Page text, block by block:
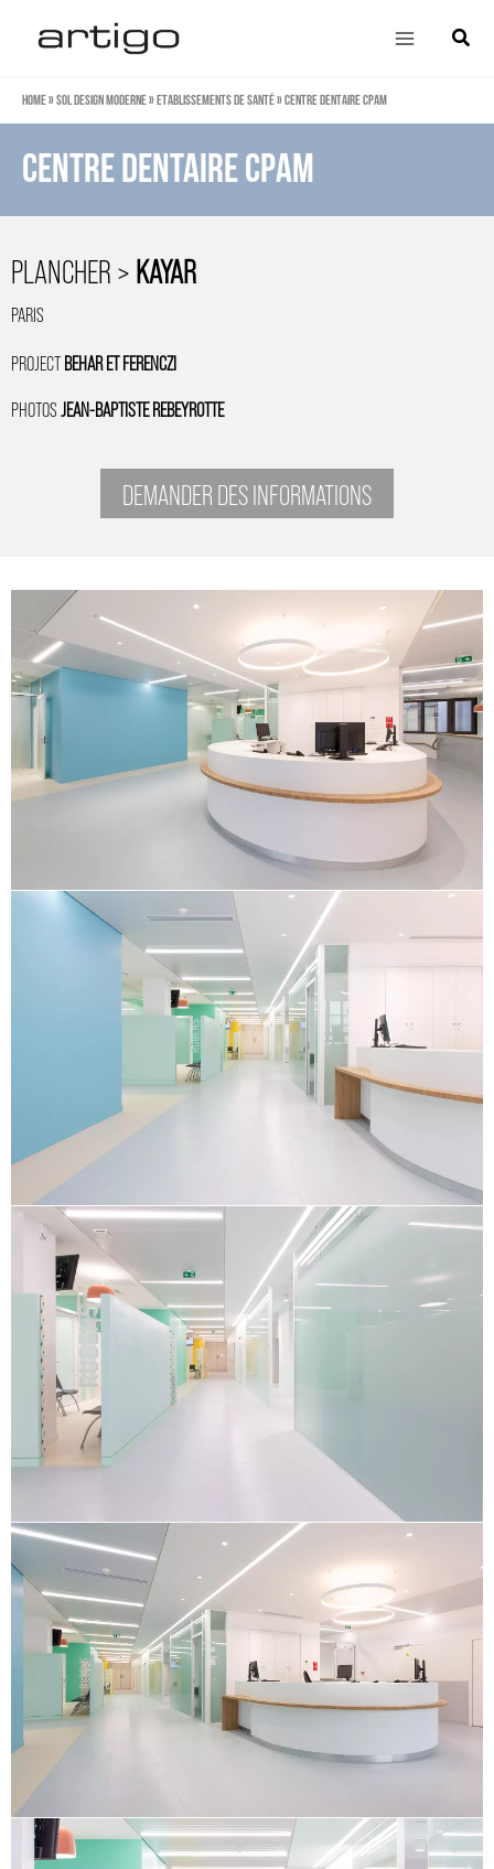
contenu
Main
Home»Sol design moderne»Etablissements de Santé»Centre dentaire CPAM
Centre dentaire CPAM
PLANCHER >KAYAR
PARIS
PROJECTBEHAR ET FERENCZI
PHOTOSJEAN-BAPTISTE REBEYROTTE
DEMANDER DES INFORMATIONS